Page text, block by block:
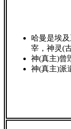
哈曼是埃
宰，神灵(
神(真主)曾
神(真主)派